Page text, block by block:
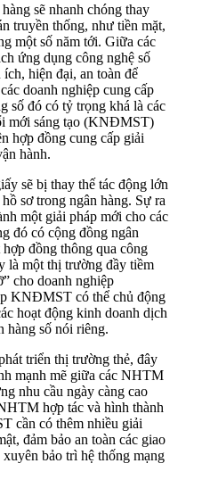
sẽ nhanh chóng thay
truyền thống, như tiền mặt,
một số năm tới. Giữa các
ứng dụng công nghệ số
hiện đại, an toàn để
doanh nghiệp cung cấp
số đó có tỷ trọng khá là các
mới sáng tạo (KNĐMST)
hợp đồng cung cấp giải
hành.
sẽ bị thay thế tác động lớn
sơ trong ngân hàng. Sự ra
một giải pháp mới cho các
đó có cộng đồng ngân
đồng thông qua công
là một thị trường đầy tiềm
cho doanh nghiệp
KNĐMST có thể chủ động
hoạt động kinh doanh dịch
hàng số nói riêng.
triển thị trường thẻ, đây
mạnh mẽ giữa các NHTM
nhu cầu ngày càng cao
hợp tác và hình thành
cần có thêm nhiều giải
đảm bảo an toàn các giao
bảo trì hệ thống mạng